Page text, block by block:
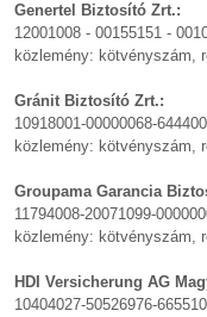
Genertel Biztosító Zrt.:
12001008 - 00155151 -
közlemény: kötvényszám,
Gránit Biztosító Zrt.:
10918001-00000068-
közlemény: kötvényszám,
Groupama Garancia
11794008-20071099-
közlemény: kötvényszám,
HDI Versicherung AG
10404027-50526976-